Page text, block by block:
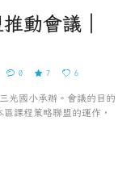
動會議｜
0 7 6
光國小承辦。會議的目的
課程策略聯盟的運作，